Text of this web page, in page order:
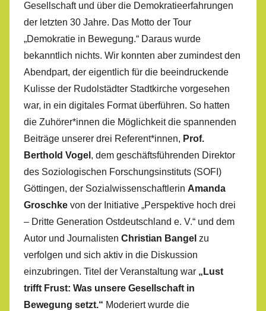
Gesellschaft und über die Demokratieerfahrungen
der letzten 30 Jahre. Das Motto der Tour
„Demokratie in Bewegung.“ Daraus wurde
bekanntlich nichts. Wir konnten aber zumindest den
Abendpart, der eigentlich für die beeindruckende
Kulisse der Rudolstädter Stadtkirche vorgesehen
war, in ein digitales Format überführen. So hatten
die Zuhörer*innen die Möglichkeit die spannenden
Beiträge unserer drei Referent*innen, Prof.
Berthold Vogel , dem geschäftsführenden Direktor
des Soziologischen Forschungsinstituts (SOFI)
Göttingen, der Sozialwissenschaftlerin Amanda
Groschke von der Initiative „Perspektive hoch drei
– Dritte Generation Ostdeutschland e. V.“ und dem
Autor und Journalisten Christian Bangel zu
verfolgen und sich aktiv in die Diskussion
einzubringen. Titel der Veranstaltung war „Lust
trifft Frust: Was unsere Gesellschaft in
Bewegung setzt.“ Moderiert wurde die